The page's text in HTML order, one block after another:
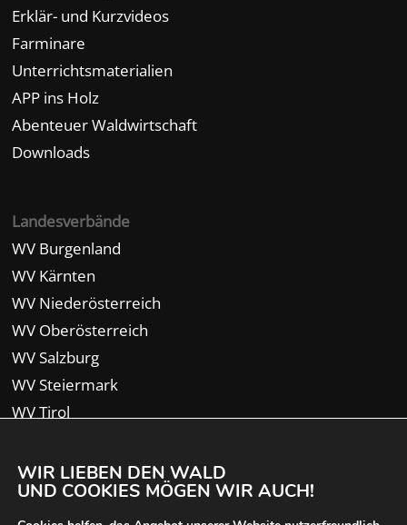
Erklär- und Kurzvideos
Farminare
Unterrichtsmaterialien
APP ins Holz
Abenteuer Waldwirtschaft
Downloads
Landesverbände
WV Burgenland
WV Kärnten
WV Niederösterreich
WV Oberösterreich
WV Salzburg
WV Steiermark
WV Tirol
WIR LIEBEN DEN WALD
UND COOKIES MÖGEN WIR AUCH!